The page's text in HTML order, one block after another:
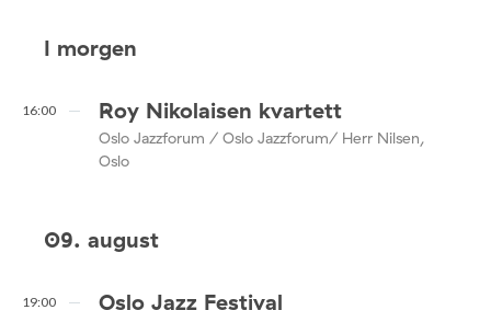
I morgen
16:00 Roy Nikolaisen kvartett
Oslo Jazzforum / Oslo Jazzforum/ Herr Nilsen,
Oslo
09. august
19:00 Oslo Jazz Festival